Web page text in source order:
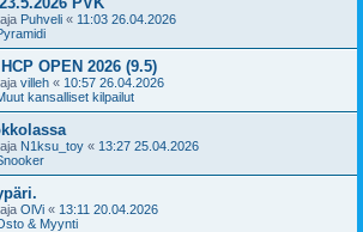
Puhveli « 11:03 26.04.2026
OPEN 2026 (9.5)
villeh « 10:57 26.04.2026
kansalliset kilpailut
N1ksu_toy « 13:27 25.04.2026
OlVi « 13:11 20.04.2026
& Myynti